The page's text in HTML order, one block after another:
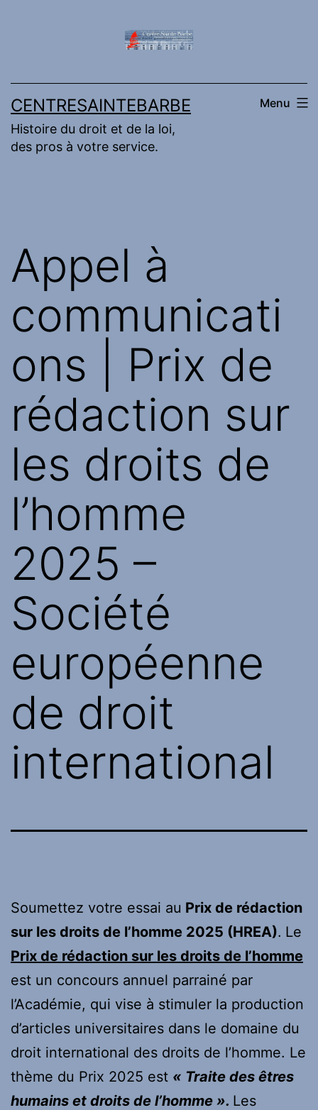
CENTRESAINTEBARBE
Histoire du droit et de la loi,
des pros à votre service.
Menu
Appel à
communicati
ons | Prix ​​de
rédaction sur
les droits de
l’homme
2025 –
Société
européenne
de droit
international
Soumettez votre essai au Prix ​​de rédaction
sur les droits de l’homme 2025 (HREA). Le
Prix ​​de rédaction sur les droits de l’homme
est un concours annuel parrainé par
l’Académie, qui vise à stimuler la production
d’articles universitaires dans le domaine du
droit international des droits de l’homme. Le
thème du Prix 2025 est « Traite des êtres
humains et droits de l’homme ». Les